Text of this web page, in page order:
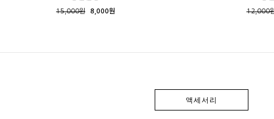
15,000원 8,000원 12,000
액세서리